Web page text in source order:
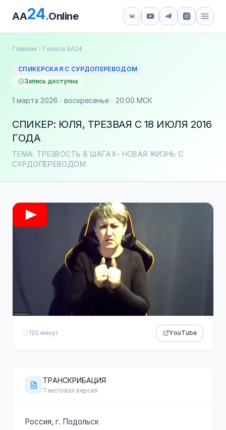
AA24.Online
Главная Голоса АА24
СПИКЕРСКАЯ С СУРДОПЕРЕВОДОМ
Запись доступна
1 марта 2026 · воскресенье · 20:00 МСК
СПИКЕР: ЮЛЯ, ТРЕЗВАЯ С 18 ИЮЛЯ 2016
ГОДА
ТЕМА: ТРЕЗВОСТЬ В ШАГАХ- НОВАЯ ЖИЗНЬ С
СУРДОПЕРЕВОДОМ
120 минут YouTube
ТРАНСКРИБАЦИЯ
Текстовая версия
Россия, г. Подольск